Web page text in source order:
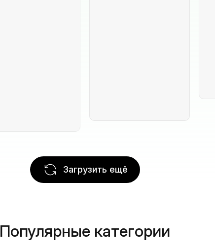
Загрузить ещё
Популярные категории